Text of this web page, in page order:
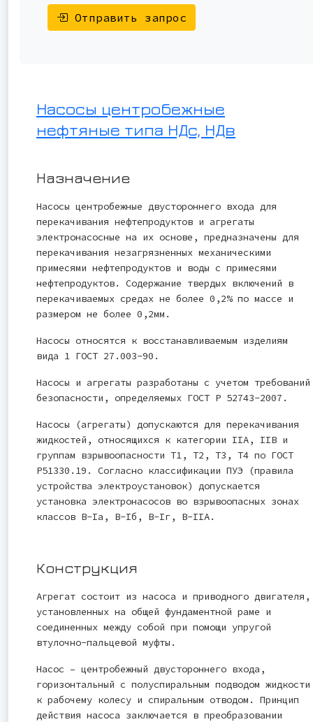
Отправить запрос
Насосы центробежные
нефтяные типа НДс, НДв
Назначение
Насосы центробежные двустороннего входа для
перекачивания нефтепродуктов и агрегаты
электронасосные на их основе, предназначены для
перекачивания незагрязненных механическими
примесями нефтепродуктов и воды с примесями
нефтепродуктов. Содержание твердых включений в
перекачиваемых средах не более 0,2% по массе и
размером не более 0,2мм.
Насосы относятся к восстанавливаемым изделиям
вида 1 ГОСТ 27.003-90.
Насосы и агрегаты разработаны с учетом требований
безопасности, определяемых ГОСТ Р 52743-2007.
Насосы (агрегаты) допускаются для перекачивания
жидкостей, относящихся к категории IIА, IIВ и
группам взрывоопасности Т1, Т2, Т3, Т4 по ГОСТ
Р51330.19. Согласно классификации ПУЭ (правила
устройства электроустановок) допускается
установка электронасосов во взрывоопасных зонах
классов В-Iа, В-Iб, В-Iг, В-IIА.
Конструкция
Агрегат состоит из насоса и приводного двигателя,
установленных на общей фундаментной раме и
соединенных между собой при помощи упругой
втулочно-пальцевой муфты.
Насос – центробежный двустороннего входа,
горизонтальный с полуспиральным подводом жидкости
к рабочему колесу и спиральным отводом. Принцип
действия насоса заключается в преобразовании